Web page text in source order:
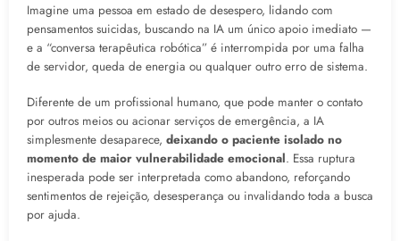
Imagine uma pessoa em estado de desespero, lidando com
pensamentos suicidas, buscando na IA um único apoio imediato —
e a “conversa terapêutica robótica” é interrompida por uma falha
de servidor, queda de energia ou qualquer outro erro de sistema.
Diferente de um profissional humano, que pode manter o contato
por outros meios ou acionar serviços de emergência, a IA
simplesmente desaparece, deixando o paciente isolado no
momento de maior vulnerabilidade emocional. Essa ruptura
inesperada pode ser interpretada como abandono, reforçando
sentimentos de rejeição, desesperança ou invalidando toda a busca
por ajuda.